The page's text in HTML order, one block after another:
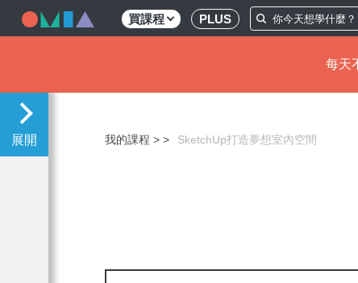
買課程 PLUS
每天
我的課程 > SketchUp打造夢想室內空間